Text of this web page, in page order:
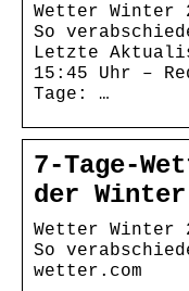
Wetter Winter
So
Letzte
15:45 Uhr –
Tage: …
7-Tage-
der
Wetter Winter
So
wetter.com